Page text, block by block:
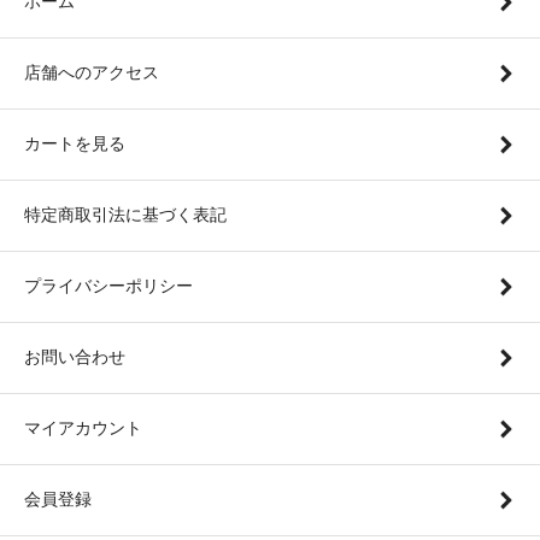
店舗へのアクセス
カートを見る
特定商取引法に基づく表記
プライバシーポリシー
お問い合わせ
マイアカウント
会員登録